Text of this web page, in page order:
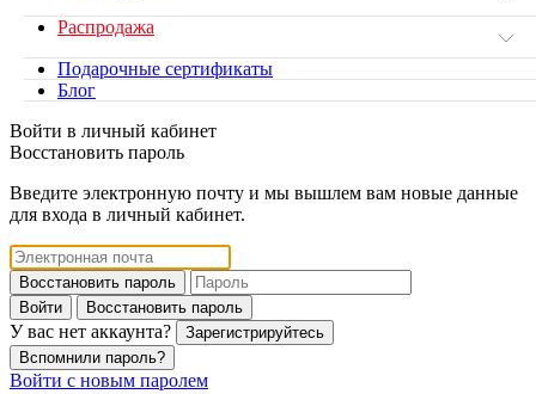
Распродажа
Подарочные сертификаты
Блог
Войти в личный кабинет
Восстановить пароль
Введите электронную почту и мы вышлем вам новые данные
для входа в личный кабинет.
Восстановить пароль
Войти
Восстановить пароль
У вас нет аккаунта?
Зарегистрируйтесь
Вспомнили пароль?
Войти с новым паролем